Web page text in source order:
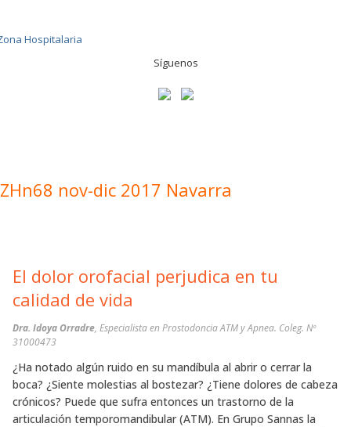
Síguenos
ZHn68 nov-dic 2017 Navarra
El dolor orofacial perjudica en tu
calidad de vida
Dra. Idoya Orradre, Especialista en Prostodoncia ATM y Apnea. Coleg. Nº
31000473
¿Ha notado algún ruido en su mandíbula al abrir o cerrar la
boca? ¿Siente molestias al bostezar? ¿Tiene dolores de cabeza
crónicos? Puede que sufra entonces un trastorno de la
articulación temporomandibular (ATM). En Grupo Sannas la